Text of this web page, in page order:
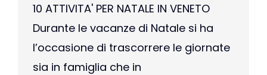
10 ATTIVITA' PER NATALE IN VENETO
Durante le vacanze di Natale si ha
l’occasione di trascorrere le giornate
sia in famiglia che in